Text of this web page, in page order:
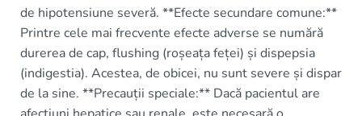
de hipotensiune severă. **Efecte secundare comune:**
Printre cele mai frecvente efecte adverse se numără
durerea de cap, flushing (roșeața feței) și dispepsia
(indigestia). Acestea, de obicei, nu sunt severe și dispar
de la sine. **Precauții speciale:** Dacă pacientul are